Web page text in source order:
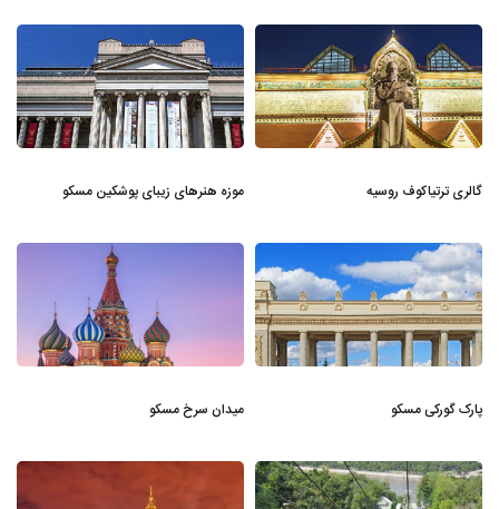
گالری ترتیاکوف روسیه موزه هنرهای زیبای پوشکین مسکو
پارک گورکی مسکو میدان سرخ مسکو